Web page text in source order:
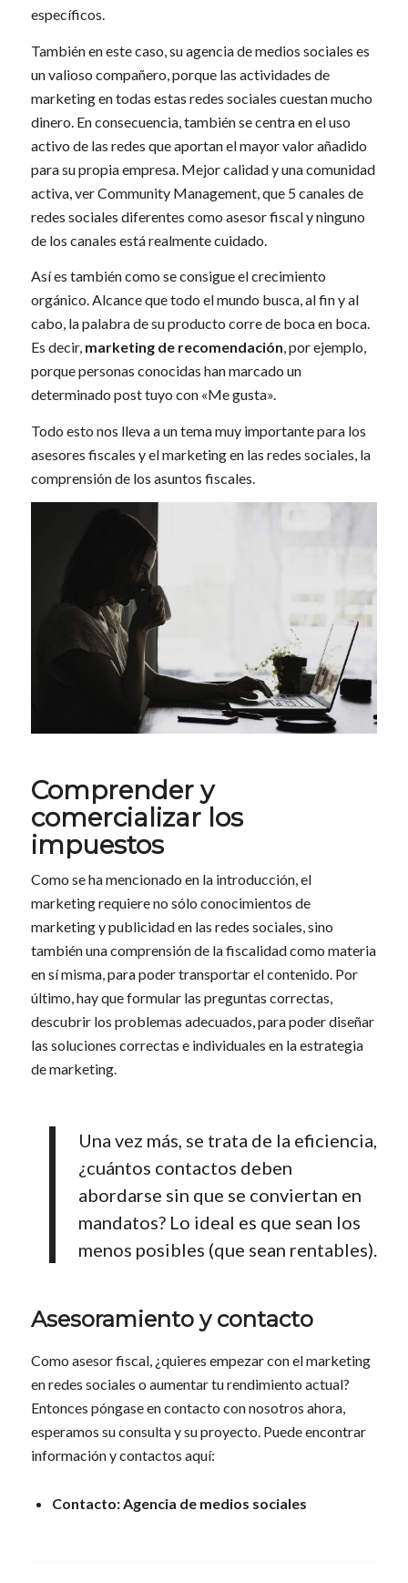
específicos.
También en este caso, su agencia de medios sociales es
un valioso compañero, porque las actividades de
marketing en todas estas redes sociales cuestan mucho
dinero. En consecuencia, también se centra en el uso
activo de las redes que aportan el mayor valor añadido
para su propia empresa. Mejor calidad y una comunidad
activa, ver Community Management, que 5 canales de
redes sociales diferentes como asesor fiscal y ninguno
de los canales está realmente cuidado.
Así es también como se consigue el crecimiento
orgánico. Alcance que todo el mundo busca, al fin y al
cabo, la palabra de su producto corre de boca en boca.
Es decir, marketing de recomendación, por ejemplo,
porque personas conocidas han marcado un
determinado post tuyo con «Me gusta».
Todo esto nos lleva a un tema muy importante para los
asesores fiscales y el marketing en las redes sociales, la
comprensión de los asuntos fiscales.
Comprender y
comercializar los
impuestos
Como se ha mencionado en la introducción, el
marketing requiere no sólo conocimientos de
marketing y publicidad en las redes sociales, sino
también una comprensión de la fiscalidad como materia
en sí misma, para poder transportar el contenido. Por
último, hay que formular las preguntas correctas,
descubrir los problemas adecuados, para poder diseñar
las soluciones correctas e individuales en la estrategia
de marketing.
Una vez más, se trata de la eficiencia,
¿cuántos contactos deben
abordarse sin que se conviertan en
mandatos? Lo ideal es que sean los
menos posibles (que sean rentables).
Asesoramiento y contacto
Como asesor fiscal, ¿quieres empezar con el marketing
en redes sociales o aumentar tu rendimiento actual?
Entonces póngase en contacto con nosotros ahora,
esperamos su consulta y su proyecto. Puede encontrar
información y contactos aquí:
Contacto: Agencia de medios sociales